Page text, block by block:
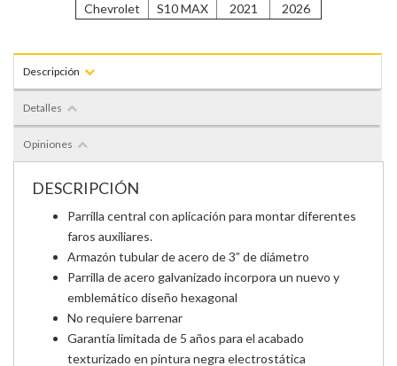
Chevrolet S10 MAX 2021 2026
Descripción
Detalles
Opiniones
DESCRIPCIÓN
Parrilla central con aplicación para montar diferentes
faros auxiliares.
Armazón tubular de acero de 3” de diámetro
Parrilla de acero galvanizado incorpora un nuevo y
emblemático diseño hexagonal
No requiere barrenar
Garantía limitada de 5 años para el acabado
texturizado en pintura negra electrostática